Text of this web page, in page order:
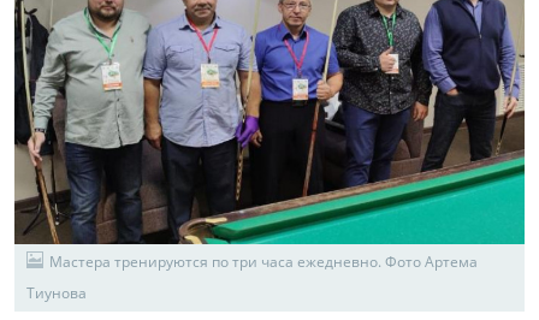
Мастера тренируются по три часа ежедневно. Фото Артема
Тиунова